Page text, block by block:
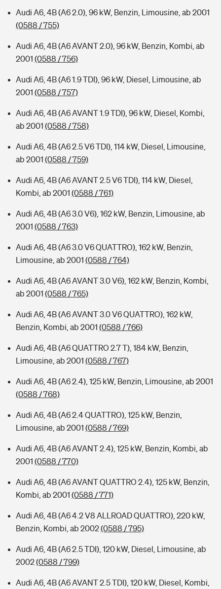
Audi A6, 4B (A6 2.0), 96 kW, Benzin, Limousine, ab 2001
(0588 / 755)
Audi A6, 4B (A6 AVANT 2.0), 96 kW, Benzin, Kombi, ab
2001 (0588 / 756)
Audi A6, 4B (A6 1.9 TDI), 96 kW, Diesel, Limousine, ab
2001 (0588 / 757)
Audi A6, 4B (A6 AVANT 1.9 TDI), 96 kW, Diesel, Kombi,
ab 2001 (0588 / 758)
Audi A6, 4B (A6 2.5 V6 TDI), 114 kW, Diesel, Limousine,
ab 2001 (0588 / 759)
Audi A6, 4B (A6 AVANT 2.5 V6 TDI), 114 kW, Diesel,
Kombi, ab 2001 (0588 / 761)
Audi A6, 4B (A6 3.0 V6), 162 kW, Benzin, Limousine, ab
2001 (0588 / 763)
Audi A6, 4B (A6 3.0 V6 QUATTRO), 162 kW, Benzin,
Limousine, ab 2001 (0588 / 764)
Audi A6, 4B (A6 AVANT 3.0 V6), 162 kW, Benzin, Kombi,
ab 2001 (0588 / 765)
Audi A6, 4B (A6 AVANT 3.0 V6 QUATTRO), 162 kW,
Benzin, Kombi, ab 2001 (0588 / 766)
Audi A6, 4B (A6 QUATTRO 2.7 T), 184 kW, Benzin,
Limousine, ab 2001 (0588 / 767)
Audi A6, 4B (A6 2.4), 125 kW, Benzin, Limousine, ab 2001
(0588 / 768)
Audi A6, 4B (A6 2.4 QUATTRO), 125 kW, Benzin,
Limousine, ab 2001 (0588 / 769)
Audi A6, 4B (A6 AVANT 2.4), 125 kW, Benzin, Kombi, ab
2001 (0588 / 770)
Audi A6, 4B (A6 AVANT QUATTRO 2.4), 125 kW, Benzin,
Kombi, ab 2001 (0588 / 771)
Audi A6, 4B (A6 4.2 V8 ALLROAD QUATTRO), 220 kW,
Benzin, Kombi, ab 2002(0588 / 795)
Audi A6, 4B (A6 2.5 TDI), 120 kW, Diesel, Limousine, ab
2002(0588 / 799)
Audi A6, 4B (A6 AVANT 2.5 TDI), 120 kW, Diesel, Kombi,